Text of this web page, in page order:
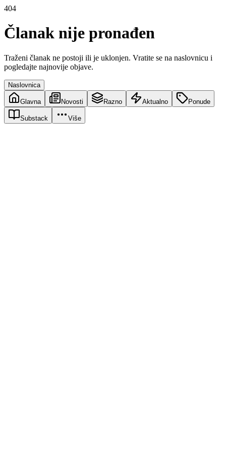
404
Članak nije pronađen
Traženi članak ne postoji ili je uklonjen. Vratite se na naslovnicu i
pogledajte najnovije objave.
Naslovnica
Glavna Novosti Razno Aktualno Ponude
Substack Više